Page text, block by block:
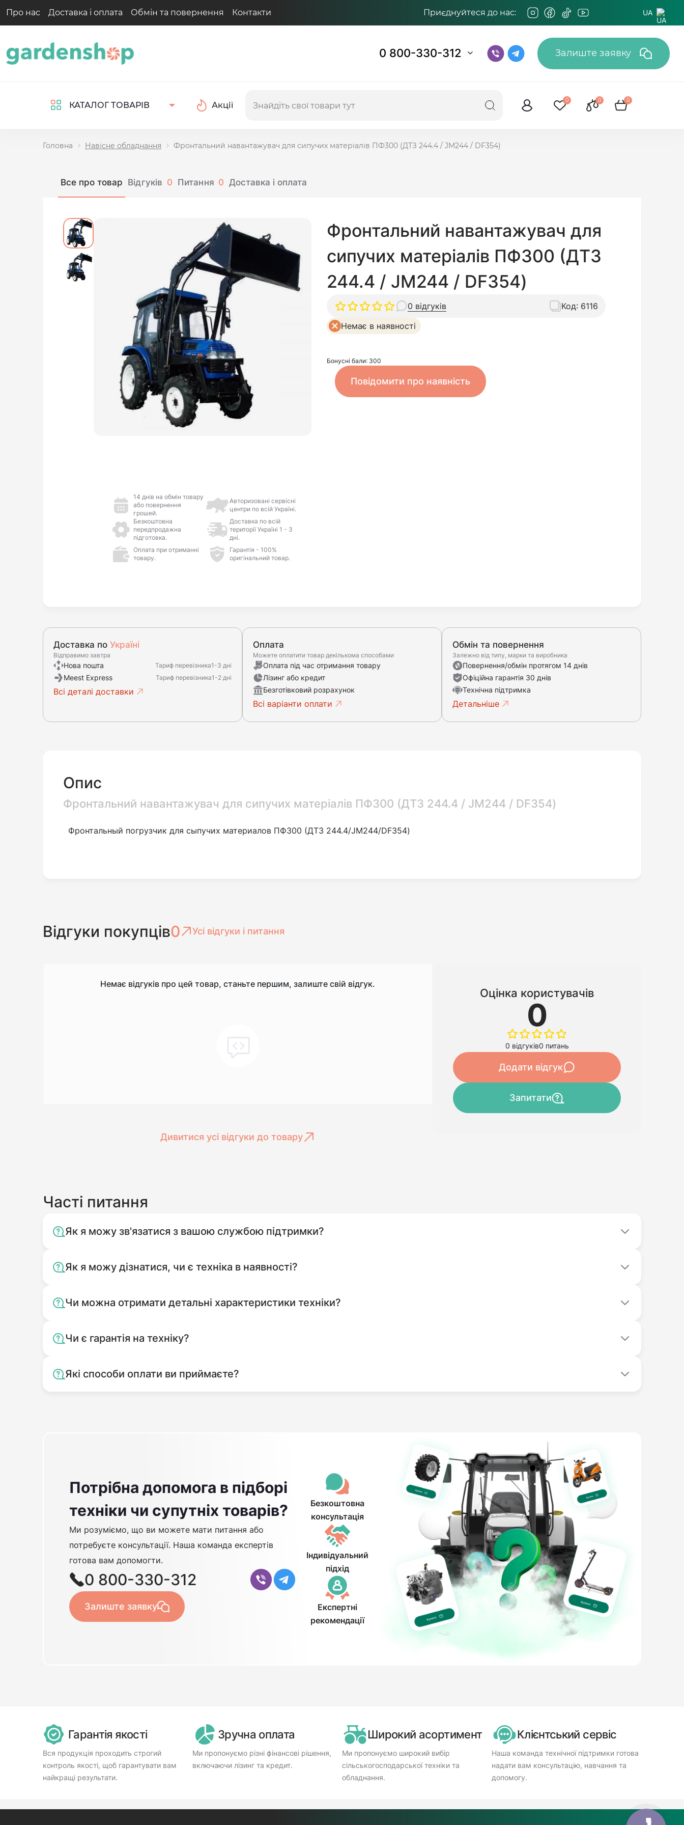
Про нас Доставка і оплата Обмін та повернення Контакти Приєднуйтеся до нас: UA
0 800-330-312 Залиште заявку
КАТАЛОГ ТОВАРІВ Акції
0 0 0
Головна Навісне обладнання Фронтальний навантажувач для сипучих матеріалів ПФ300 (ДТЗ 244.4 / JM244 / DF354)
Все про товар Відгуків 0 Питання 0 Доставка і оплата
14 днів на обмін товару
або повернення
грошей.
Авторизовані сервісні
центри по всій Україні.
Безкоштовна
передпродажна
підготовка.
Доставка по всій
території Україні 1 - 3
дні.
Оплата при отриманні
товару.
Гарантія - 100%
оригінальний товар.
Фронтальний навантажувач для
сипучих матеріалів ПФ300 (ДТЗ
244.4 / JM244 / DF354)
0 відгуків Код: 6116
Немає в наявності
Бонусні бали: 300
Повідомити про наявність
Доставка по Україні
Відправимо завтра
Нова пошта Тариф перевізника1-3 дні
Meest Express Тариф перевізника1-2 дні
Всі деталі доставки
Оплата
Можете оплатити товар декількома способами
Оплата під час отримання товару
Лізинг або кредит
Безготівковий розрахунок
Всі варіанти оплати
Обмін та повернення
Залежно від типу, марки та виробника
Повернення/обмін протягом 14 днів
Офіційна гарантія 30 днів
Технічна підтримка
Детальніше
Опис
Фронтальний навантажувач для сипучих матеріалів ПФ300 (ДТЗ 244.4 / JM244 / DF354)
Фронтальный погрузчик для сыпучих материалов ПФ300 (ДТЗ 244.4/JM244/DF354)
Відгуки покупців0 Усі відгуки і питання
Немає відгуків про цей товар, станьте першим, залиште свій відгук.
Дивитися усі відгуки до товару
Оцінка користувачів
0
0 відгуків0 питань
Додати відгук
Запитати
Часті питання
Як я можу зв'язатися з вашою службою підтримки?
Як я можу дізнатися, чи є техніка в наявності?
Чи можна отримати детальні характеристики техніки?
Чи є гарантія на техніку?
Які способи оплати ви приймаєте?
Потрібна допомога в підборі
техніки чи супутніх товарів?
Ми розуміємо, що ви можете мати питання або
потребуєте консультації. Наша команда експертів
готова вам допомогти.
0 800-330-312
Залиште заявку
Безкоштовна
консультація
Індивідуальний
підхід
Експертні
рекомендації
Гарантія якості
Вся продукція проходить строгий
контроль якості, щоб гарантувати вам
найкращі результати.
Зручна оплата
Ми пропонуємо різні фінансові рішення,
включаючи лізинг та кредит.
Широкий асортимент
Ми пропонуємо широкий вибір
сільськогосподарської техніки та
обладнання.
Клієнтський сервіс
Наша команда технічної підтримки готова
надати вам консультацію, навчання та
допомогу.